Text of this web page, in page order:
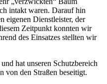
intakt waren. Darauf hin
eigenen Dienstleister, der
Zeitpunkt konnten wir
des Einsatzes stellten wir
hat unseren Schutzbereich
von den Straßen beseitigt.